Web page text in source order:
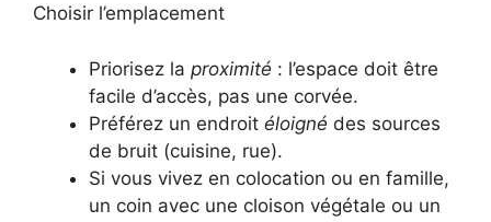
Choisir l’emplacement
Priorisez la proximité : l’espace doit être
facile d’accès, pas une corvée.
Préférez un endroit éloigné des sources
de bruit (cuisine, rue).
Si vous vivez en colocation ou en famille,
un coin avec une cloison végétale ou un